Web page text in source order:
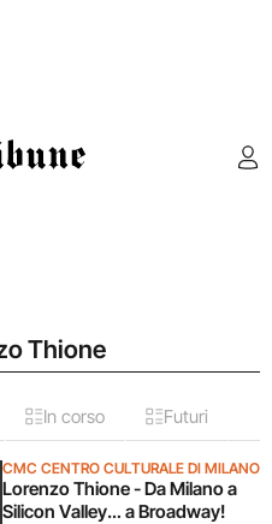
Thione
In corso Futuri
CMC CENTRO CULTURALE DI MILANO
Lorenzo Thione - Da Milano a
Silicon Valley… a Broadway!